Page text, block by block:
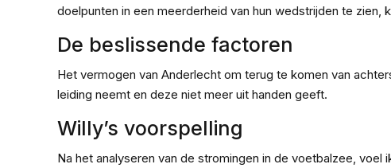
doelpunten in een meerderheid van hun wedstrijden te
De beslissende factoren
Het vermogen van Anderlecht om terug te komen van
leiding neemt en deze niet meer uit handen geeft.
Willy’s voorspelling
Na het analyseren van de stromingen in de voetbalzee,